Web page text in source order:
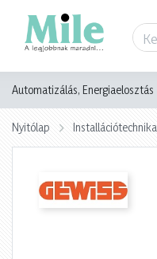
Automatizálás, Energiaelosztás
Nyitólap Installációtechnika
Termék adatlap